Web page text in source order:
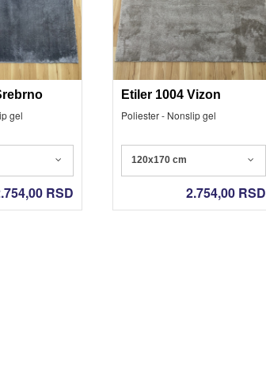
sve
sve
gel
RSD
Etiler 1004 Vizon
Poliester - Nonslip gel
120x170 cm
2.754,00 RSD